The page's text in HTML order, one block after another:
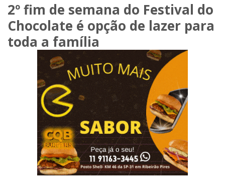
2º fim de semana do Festival do
Chocolate é opção de lazer para
toda a família